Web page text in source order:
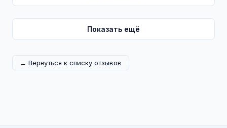
Показать ещё
← Вернуться к списку отзывов